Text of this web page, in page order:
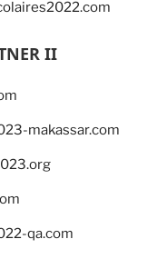
II
makassar.com
qa.com